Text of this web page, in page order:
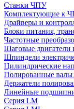
Станки ЧПУ
Комплектующие к
Драйверы и
Блоки питания,
Частотные
Шаговые двигатели
Шпиндели
Цилиндрические
Полированные валы
Держатели
Линейные
Серия LM